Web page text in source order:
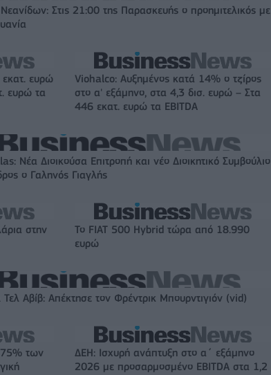
Στις 21:00 της Παρασκευής ο προημιτελικός με
εκατ. ευρώ
ευρώ τα
Viohalco: Αυξημένος κατά 14% ο τζίρος
στο α' εξάμηνο, στα 4,3 δισ. ευρώ – Στα
446 εκατ. ευρώ τα EBITDA
Νέα Διοικούσα Επιτροπή και νέο Διοικητικό Συμβούλιο
ο Γαληνός Γιαγλής
στην
Το FIAT 500 Hybrid τώρα από 18.990
ευρώ
Αβίβ: Απέκτησε τον Φρέντρικ Μπουρντιγιόν (vid)
75% των
ΔΕΗ: Ισχυρή ανάπτυξη στο α΄ εξάμηνο
2026 με προσαρμοσμένο EBITDA στα 1,2